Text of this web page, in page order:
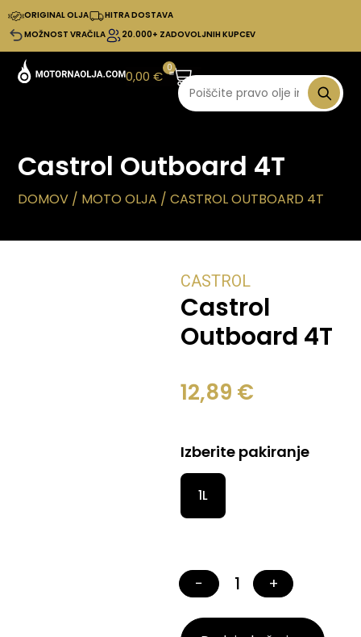
ORIGINAL OLJA
HITRA DOSTAVA
MOŽNOST VRAČILA
20.000+ ZADOVOLJNIH KUPCEV
0,00€
0
Castrol Outboard 4T
DOMOV / MOTO OLJA / CASTROL OUTBOARD 4T
CASTROL
Castrol
Outboard 4T
12,89 €
Izberite pakiranje
1L
− +